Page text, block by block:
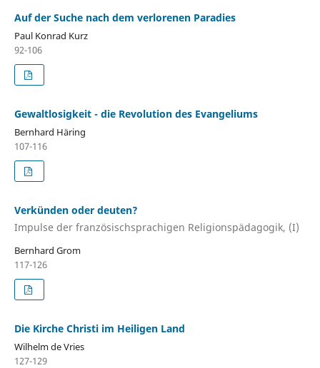
Auf der Suche nach dem verlorenen Paradies
Paul Konrad Kurz
92-106
Gewaltlosigkeit - die Revolution des Evangeliums
Bernhard Häring
107-116
Verkünden oder deuten?
Impulse der französischsprachigen Religionspädagogik, (I)
Bernhard Grom
117-126
Die Kirche Christi im Heiligen Land
Wilhelm de Vries
127-129